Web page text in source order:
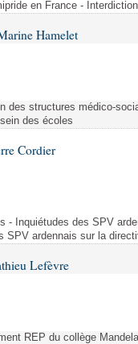
en France -
Hamelet
des structures médico-
des écoles
Cordier
- Inquiétudes des SPV
SPV ardennais sur la
Lefèvre
REP du collège